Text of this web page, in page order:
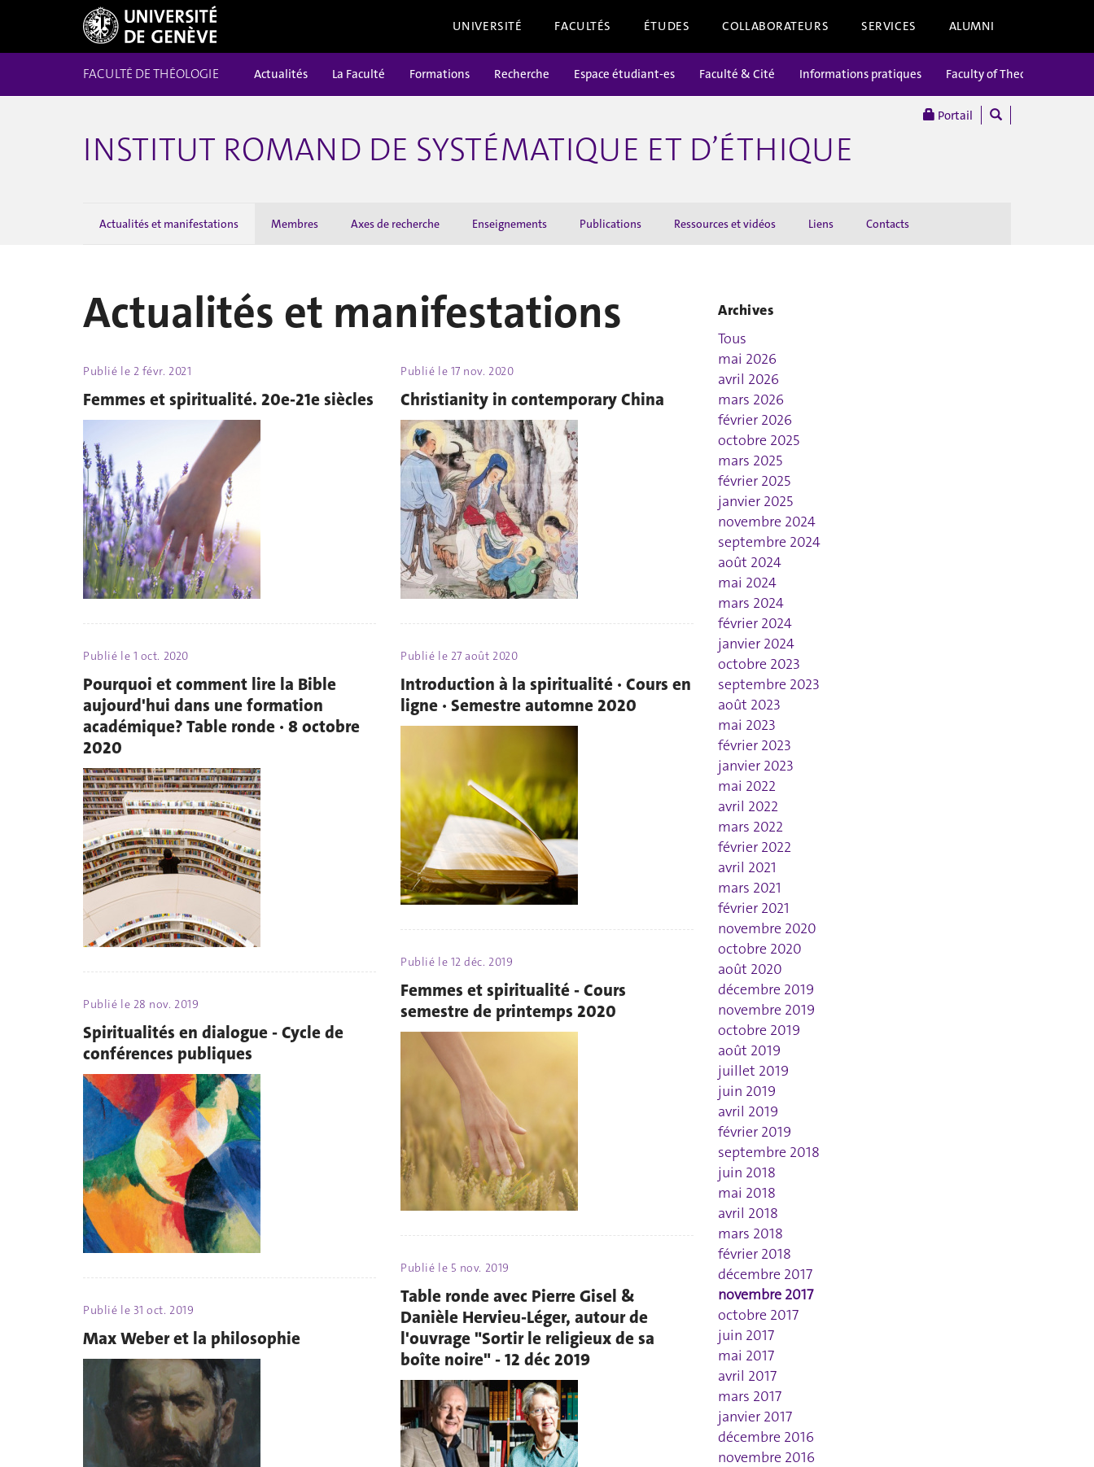
UNIVERSITÉ FACULTÉS ÉTUDES COLLABORATEURS SERVICES ALUMNI
Portail
FACULTÉ DE THÉOLOGIE Actualités La Faculté Formations Recherche Espace étudiant-es Faculté & Cité Informations pratiques Faculty of Theology
INSTITUT ROMAND DE SYSTÉMATIQUE ET D’ÉTHIQUE
Actualités et manifestations Membres Axes de recherche Enseignements Publications Ressources et vidéos Liens Contacts
Actualités et manifestations
Publié le 2 févr. 2021
Femmes et spiritualité. 20e-21e siècles
Publié le 17 nov. 2020
Christianity in contemporary China
Publié le 1 oct. 2020
Pourquoi et comment lire la Bible
aujourd'hui dans une formation
académique? Table ronde · 8 octobre
2020
Publié le 27 août 2020
Introduction à la spiritualité · Cours en
ligne · Semestre automne 2020
Publié le 12 déc. 2019
Femmes et spiritualité - Cours
semestre de printemps 2020
Publié le 28 nov. 2019
Spiritualités en dialogue - Cycle de
conférences publiques
Publié le 5 nov. 2019
Table ronde avec Pierre Gisel &
Danièle Hervieu-Léger, autour de
l'ouvrage "Sortir le religieux de sa
boîte noire" - 12 déc 2019
Publié le 31 oct. 2019
Max Weber et la philosophie
Archives
Tous
mai 2026
avril 2026
mars 2026
février 2026
octobre 2025
mars 2025
février 2025
janvier 2025
novembre 2024
septembre 2024
août 2024
mai 2024
mars 2024
février 2024
janvier 2024
octobre 2023
septembre 2023
août 2023
mai 2023
février 2023
janvier 2023
mai 2022
avril 2022
mars 2022
février 2022
avril 2021
mars 2021
février 2021
novembre 2020
octobre 2020
août 2020
décembre 2019
novembre 2019
octobre 2019
août 2019
juillet 2019
juin 2019
avril 2019
février 2019
septembre 2018
juin 2018
mai 2018
avril 2018
mars 2018
février 2018
décembre 2017
novembre 2017
octobre 2017
juin 2017
mai 2017
avril 2017
mars 2017
janvier 2017
décembre 2016
novembre 2016